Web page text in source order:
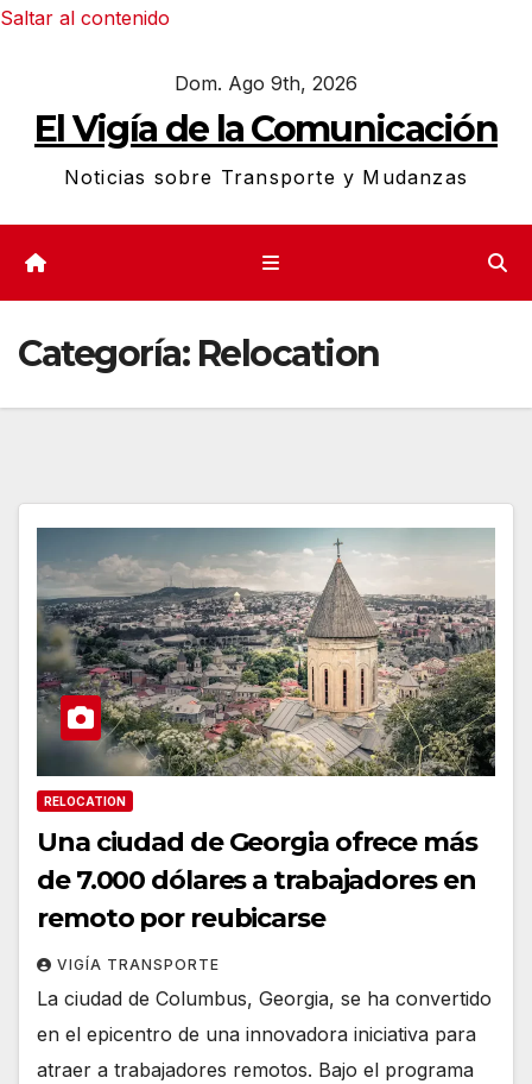
Saltar al contenido
Dom. Ago 9th, 2026
El Vigía de la Comunicación
Noticias sobre Transporte y Mudanzas
Categoría: Relocation
RELOCATION
Una ciudad de Georgia ofrece más
de 7.000 dólares a trabajadores en
remoto por reubicarse
VIGÍA TRANSPORTE
La ciudad de Columbus, Georgia, se ha convertido
en el epicentro de una innovadora iniciativa para
atraer a trabajadores remotos. Bajo el programa